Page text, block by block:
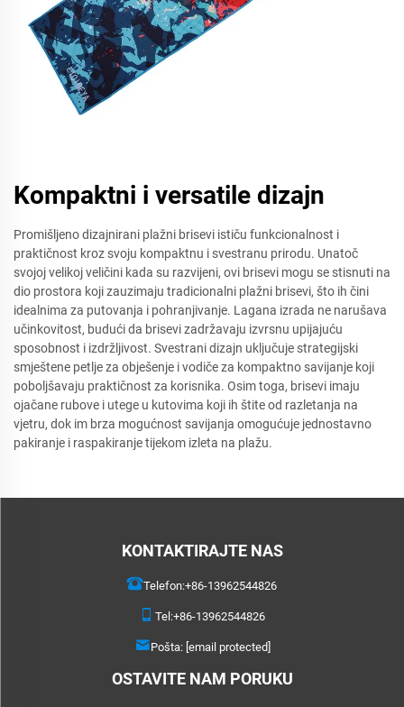
Kompaktni i versatile dizajn
Promišljeno dizajnirani plažni brisevi ističu funkcionalnost i
praktičnost kroz svoju kompaktnu i svestranu prirodu. Unatoč
svojoj velikoj veličini kada su razvijeni, ovi brisevi mogu se stisnuti na
dio prostora koji zauzimaju tradicionalni plažni brisevi, što ih čini
idealnima za putovanja i pohranjivanje. Lagana izrada ne narušava
učinkovitost, budući da brisevi zadržavaju izvrsnu upijajuću
sposobnost i izdržljivost. Svestrani dizajn uključuje strategijski
smještene petlje za obješenje i vodiče za kompaktno savijanje koji
poboljšavaju praktičnost za korisnika. Osim toga, brisevi imaju
ojačane rubove i utege u kutovima koji ih štite od razletanja na
vjetru, dok im brza mogućnost savijanja omogućuje jednostavno
pakiranje i raspakiranje tijekom izleta na plažu.
KONTAKTIRAJTE NAS
Telefon:+86-13962544826
Tel:+86-13962544826
Pošta: [email protected]
OSTAVITE NAM PORUKU